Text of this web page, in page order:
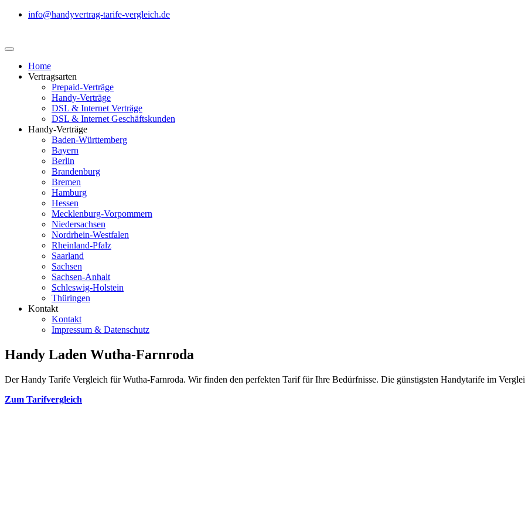
info@handyvertrag-tarife-vergleich.de
Home
Vertragsarten
Prepaid-Verträge
Handy-Verträge
DSL & Internet Verträge
DSL & Internet Geschäftskunden
Handy-Verträge
Baden-Württemberg
Bayern
Berlin
Brandenburg
Bremen
Hamburg
Hessen
Mecklenburg-Vorpommern
Niedersachsen
Nordrhein-Westfalen
Rheinland-Pfalz
Saarland
Sachsen
Sachsen-Anhalt
Schleswig-Holstein
Thüringen
Kontakt
Kontakt
Impressum & Datenschutz
Handy Laden Wutha-Farnroda
Der Handy Tarife Vergleich für Wutha-Farnroda. Wir finden den perfekten Tarif für Ihre Bedürfnisse. Die günstigsten Handytarife im
Zum Tarifvergleich